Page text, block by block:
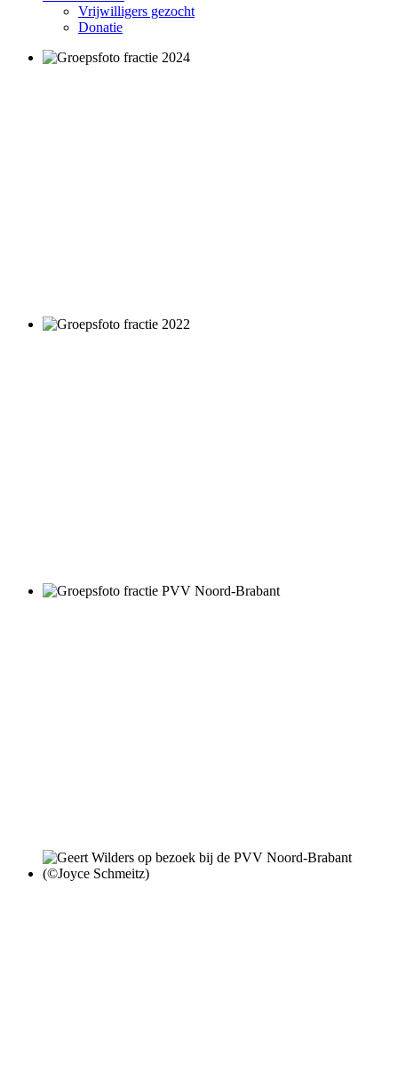
Vrijwilligers gezocht
Donatie